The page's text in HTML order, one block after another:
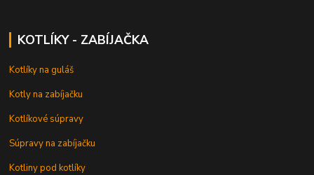
KOTLÍKY - ZABÍJAČKA
Kotlíky na guláš
Kotly na zabíjačku
Kotlíkové súpravy
Súpravy na zabíjačku
Kotliny pod kotlíky